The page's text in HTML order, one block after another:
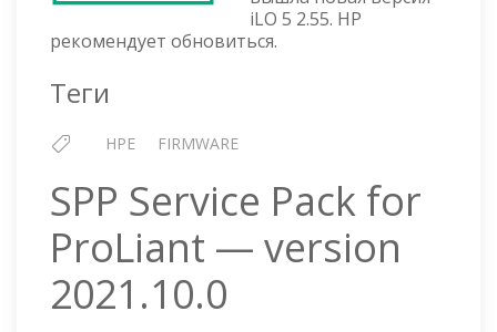
2.55
ОТ
iLO 5 2.55. HP
рекомендует обновиться.
Теги
HPE FIRMWARE
SPP Service Pack for
ProLiant — version
2021.10.0